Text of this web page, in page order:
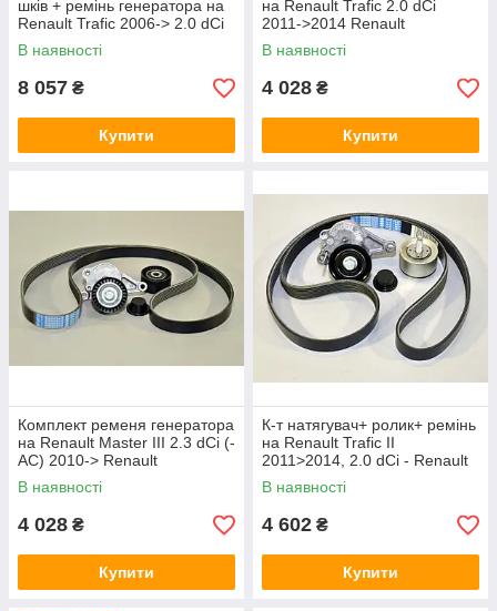
шків + ремінь генератора на
Renault Trafic 2006-> 2.0 dCi
(+AC) - 7701477344
В наявності
8 057 ₴
Купити
на Renault Trafic 2.0 dCi
2011->2014 Renault
(Оригінал) 117209389R
В наявності
4 028 ₴
Купити
Комплект ременя генератора
на Renault Master III 2.3 dCi (-
AC) 2010-> Renault
(Оригінал) 117209389R
В наявності
4 028 ₴
Купити
К-т натягувач+ ролик+ ремінь
на Renault Trafic II
2011>2014, 2.0 dCi - Renault
(Оригінал) - 117209956R
В наявності
4 602 ₴
Купити